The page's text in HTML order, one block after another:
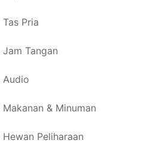
Tas Pria
Jam Tangan
Audio
Makanan & Minuman
Hewan Peliharaan